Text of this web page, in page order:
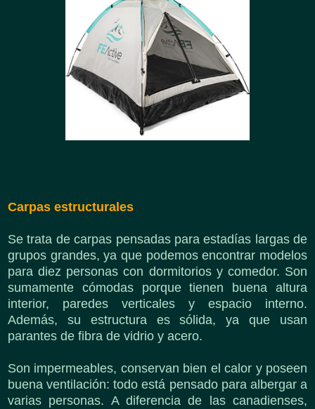
Carpas estructurales
Se trata de carpas pensadas para estadías largas de
grupos grandes, ya que podemos encontrar modelos
para diez personas con dormitorios y comedor. Son
sumamente cómodas porque tienen buena altura
interior, paredes verticales y espacio interno.
Además, su estructura es sólida, ya que usan
parantes de fibra de vidrio y acero.
Son impermeables, conservan bien el calor y poseen
buena ventilación: todo está pensado para albergar a
varias personas. A diferencia de las canadienses,